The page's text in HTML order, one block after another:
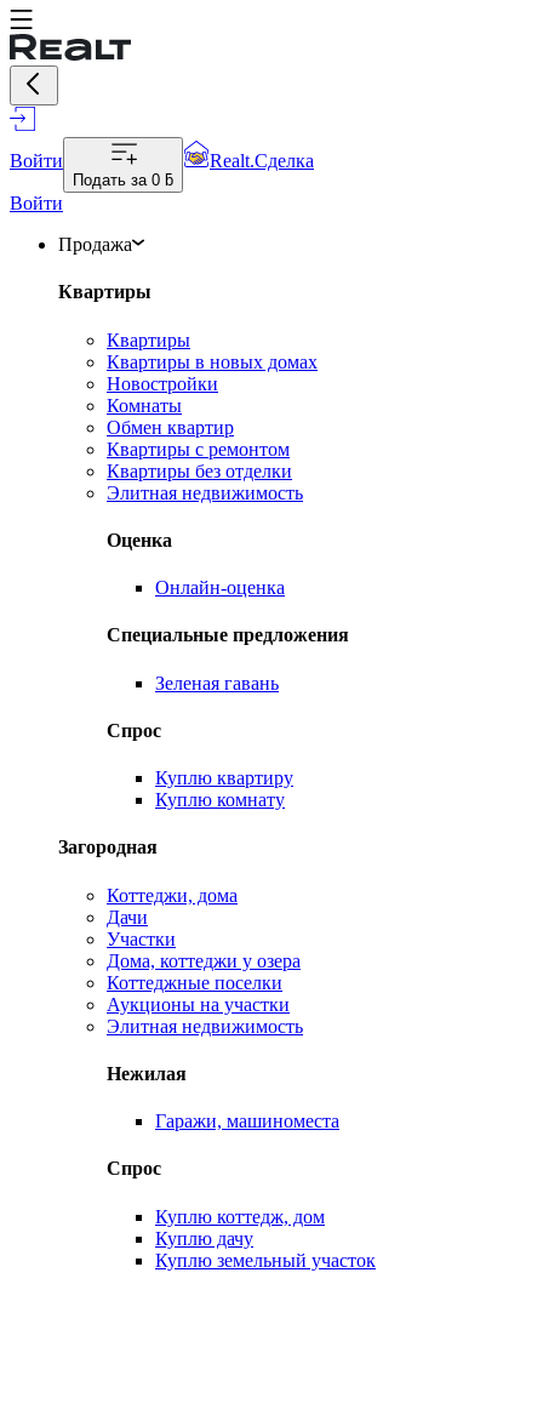
Войти
Подать за 0 ƃ
Realt.Сделка
Войти
Продажа
Квартиры
Квартиры
Квартиры в новых домах
Новостройки
Комнаты
Обмен квартир
Квартиры с ремонтом
Квартиры без отделки
Элитная недвижимость
Оценка
Онлайн-оценка
Специальные предложения
Зеленая гавань
Спрос
Куплю квартиру
Куплю комнату
Загородная
Коттеджи, дома
Дачи
Участки
Дома, коттеджи у озера
Коттеджные поселки
Аукционы на участки
Элитная недвижимость
Нежилая
Гаражи, машиноместа
Спрос
Куплю коттедж, дом
Куплю дачу
Куплю земельный участок